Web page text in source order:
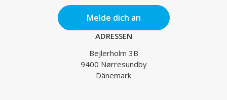
Melde dich an
ADRESSEN
Bejlerholm 3B
9400 Nørresundby
Dänemark